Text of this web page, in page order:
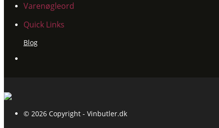
Varenøgleord
Quick Links
Blog
© 2026 Copyright - Vinbutler.dk